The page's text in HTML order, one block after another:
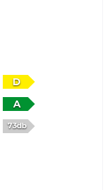
D
A
73db